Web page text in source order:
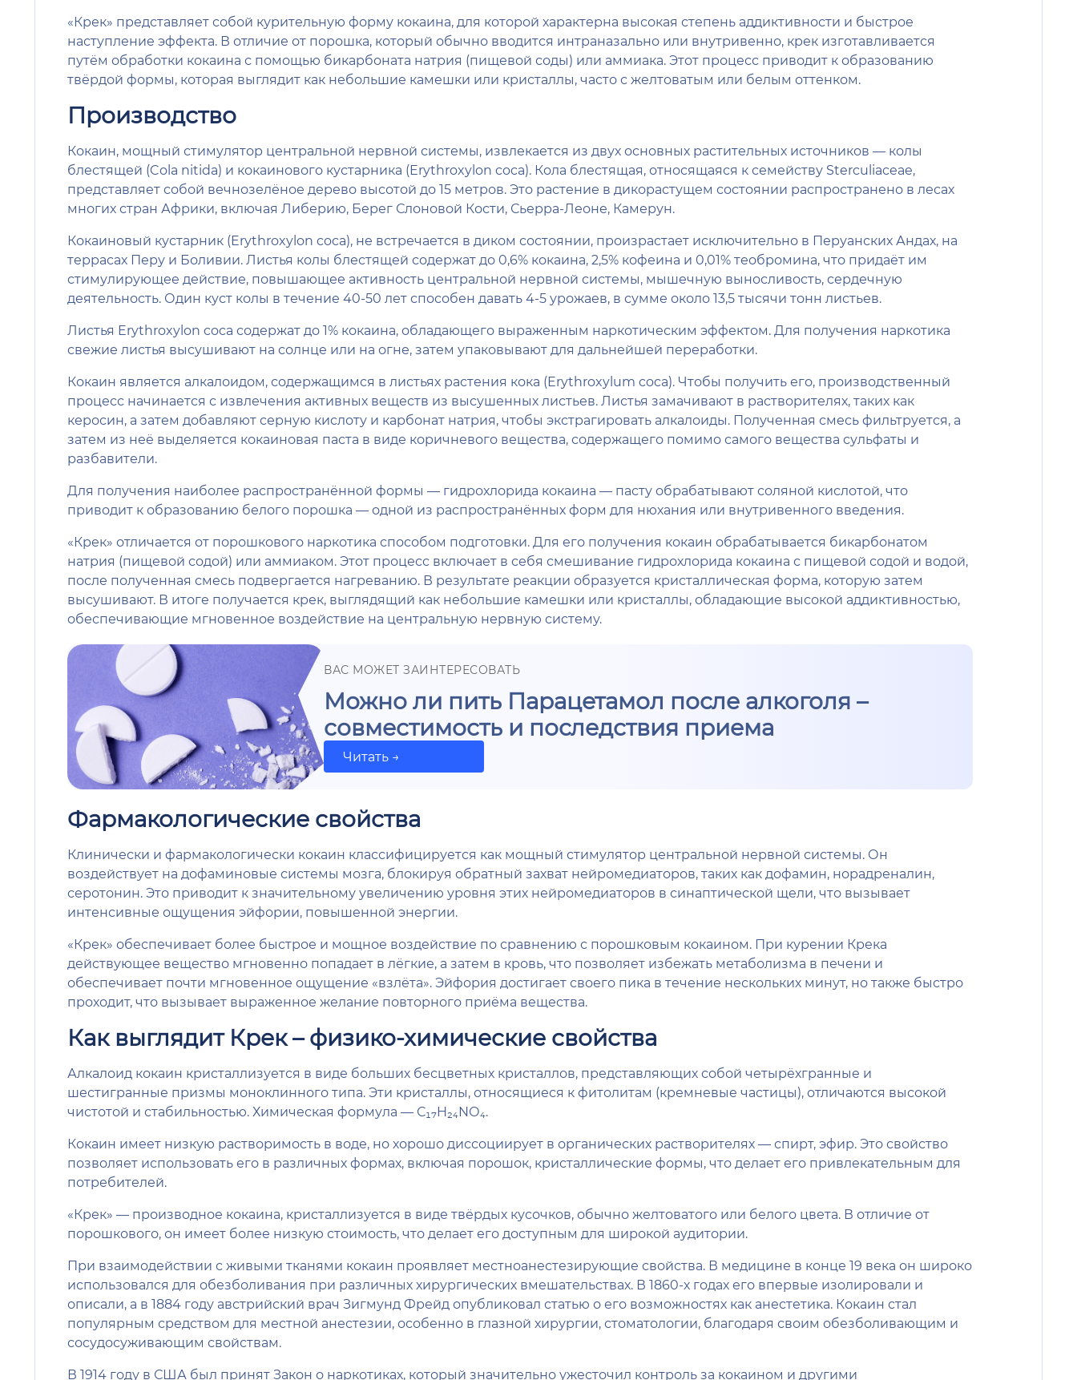
«Крек» представляет собой курительную форму кокаина, для которой характерна высокая степень аддиктивности и быстрое
наступление эффекта. В отличие от порошка, который обычно вводится интраназально или внутривенно, крек изготавливается
путём обработки кокаина с помощью бикарбоната натрия (пищевой соды) или аммиака. Этот процесс приводит к образованию
твёрдой формы, которая выглядит как небольшие камешки или кристаллы, часто с желтоватым или белым оттенком.
Производство
Кокаин, мощный стимулятор центральной нервной системы, извлекается из двух основных растительных источников — колы
блестящей (Cola nitida) и кокаинового кустарника (Erythroxylon coca). Кола блестящая, относящаяся к семейству Sterculiaceae,
представляет собой вечнозелёное дерево высотой до 15 метров. Это растение в дикорастущем состоянии распространено в лесах
многих стран Африки, включая Либерию, Берег Слоновой Кости, Сьерра-Леоне, Камерун.
Кокаиновый кустарник (Erythroxylon coca), не встречается в диком состоянии, произрастает исключительно в Перуанских Андах, на
террасах Перу и Боливии. Листья колы блестящей содержат до 0,6% кокаина, 2,5% кофеина и 0,01% теобромина, что придаёт им
стимулирующее действие, повышающее активность центральной нервной системы, мышечную выносливость, сердечную
деятельность. Один куст колы в течение 40-50 лет способен давать 4-5 урожаев, в сумме около 13,5 тысячи тонн листьев.
Листья Erythroxylon coca содержат до 1% кокаина, обладающего выраженным наркотическим эффектом. Для получения наркотика
свежие листья высушивают на солнце или на огне, затем упаковывают для дальнейшей переработки.
Кокаин является алкалоидом, содержащимся в листьях растения кока (Erythroxylum coca). Чтобы получить его, производственный
процесс начинается с извлечения активных веществ из высушенных листьев. Листья замачивают в растворителях, таких как
керосин, а затем добавляют серную кислоту и карбонат натрия, чтобы экстрагировать алкалоиды. Полученная смесь фильтруется, а
затем из неё выделяется кокаиновая паста в виде коричневого вещества, содержащего помимо самого вещества сульфаты и
разбавители.
Для получения наиболее распространённой формы — гидрохлорида кокаина — пасту обрабатывают соляной кислотой, что
приводит к образованию белого порошка — одной из распространённых форм для нюхания или внутривенного введения.
«Крек» отличается от порошкового наркотика способом подготовки. Для его получения кокаин обрабатывается бикарбонатом
натрия (пищевой содой) или аммиаком. Этот процесс включает в себя смешивание гидрохлорида кокаина с пищевой содой и водой,
после полученная смесь подвергается нагреванию. В результате реакции образуется кристаллическая форма, которую затем
высушивают. В итоге получается крек, выглядящий как небольшие камешки или кристаллы, обладающие высокой аддиктивностью,
обеспечивающие мгновенное воздействие на центральную нервную систему.
ВАС МОЖЕТ ЗАИНТЕРЕСОВАТЬ
Можно ли пить Парацетамол после алкоголя –
совместимость и последствия приема
Читать →
Фармакологические свойства
Клинически и фармакологически кокаин классифицируется как мощный стимулятор центральной нервной системы. Он
воздействует на дофаминовые системы мозга, блокируя обратный захват нейромедиаторов, таких как дофамин, норадреналин,
серотонин. Это приводит к значительному увеличению уровня этих нейромедиаторов в синаптической щели, что вызывает
интенсивные ощущения эйфории, повышенной энергии.
«Крек» обеспечивает более быстрое и мощное воздействие по сравнению с порошковым кокаином. При курении Крека
действующее вещество мгновенно попадает в лёгкие, а затем в кровь, что позволяет избежать метаболизма в печени и
обеспечивает почти мгновенное ощущение «взлёта». Эйфория достигает своего пика в течение нескольких минут, но также быстро
проходит, что вызывает выраженное желание повторного приёма вещества.
Как выглядит Крек – физико-химические свойства
Алкалоид кокаин кристаллизуется в виде больших бесцветных кристаллов, представляющих собой четырёхгранные и
шестигранные призмы моноклинного типа. Эти кристаллы, относящиеся к фитолитам (кремневые частицы), отличаются высокой
чистотой и стабильностью. Химическая формула — С₁₇H₂₄NО₄.
Кокаин имеет низкую растворимость в воде, но хорошо диссоциирует в органических растворителях — спирт, эфир. Это свойство
позволяет использовать его в различных формах, включая порошок, кристаллические формы, что делает его привлекательным для
потребителей.
«Крек» — производное кокаина, кристаллизуется в виде твёрдых кусочков, обычно желтоватого или белого цвета. В отличие от
порошкового, он имеет более низкую стоимость, что делает его доступным для широкой аудитории.
При взаимодействии с живыми тканями кокаин проявляет местноанестезирующие свойства. В медицине в конце 19 века он широко
использовался для обезболивания при различных хирургических вмешательствах. В 1860-х годах его впервые изолировали и
описали, а в 1884 году австрийский врач Зигмунд Фрейд опубликовал статью о его возможностях как анестетика. Кокаин стал
популярным средством для местной анестезии, особенно в глазной хирургии, стоматологии, благодаря своим обезболивающим и
сосудосуживающим свойствам.
В 1914 году в США был принят Закон о наркотиках, который значительно ужесточил контроль за кокаином и другими